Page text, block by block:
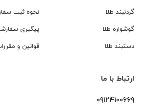
گردنبند طلا
گوشواره طلا
دستبند طلا
نحوه ثبت
پیگیری
قوانین و
ارتباط با ما
۰۹۱۲۴۱۰۰۶۶۹